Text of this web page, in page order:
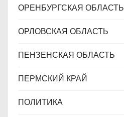
ОРЕНБУРГСКАЯ ОБЛАСТЬ
ОРЛОВСКАЯ ОБЛАСТЬ
ПЕНЗЕНСКАЯ ОБЛАСТЬ
ПЕРМСКИЙ КРАЙ
ПОЛИТИКА